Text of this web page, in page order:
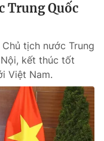
Trung Quốc
tịch nước Trung
kết thúc tốt
Việt Nam.